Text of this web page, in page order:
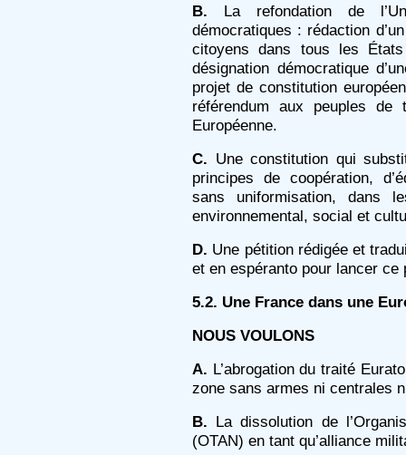
B. La refondation de
démocratiques : rédaction
citoyens dans tous les
désignation démocratique
projet de constitution
référendum aux peuples de
Européenne.
C. Une constitution qui
principes de coopération,
sans uniformisation, dans
environnemental, social et
D. Une pétition rédigée et
et en espéranto pour lancer
5.2. Une France dans une
NOUS VOULONS
A. L’abrogation du traité
zone sans armes ni centrales
B. La dissolution de
(OTAN) en tant qu’alliance